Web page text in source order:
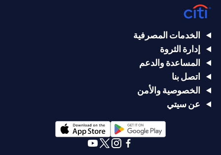
الخدمات المصرفية
إدارة الثروة
المساعدة والدعم
اتصل بنا
الخصوصية والأمن
عن سيتي
(opens in a new tab)